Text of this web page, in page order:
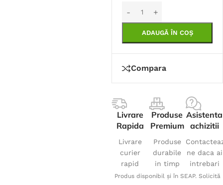
ADAUGĂ ÎN COȘ
Compara
Livrare
Rapida
Livrare
curier
rapid
Produse
Premium
Produse
durabile
in timp
Asistenta
achizitii
ne daca ai
intrebari
Produs disponibil și în SEAP. Solicită